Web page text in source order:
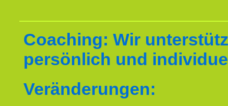
Coaching: Wir
persönlich und
Veränderungen: